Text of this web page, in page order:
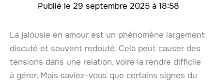
29 septembre 2025 à 18:58
La jalousie en amour est un phénomène largement
discuté et souvent redouté. Cela peut causer des
tensions dans une relation, voire la rendre difficile
à gérer. Mais saviez-vous que certains signes du